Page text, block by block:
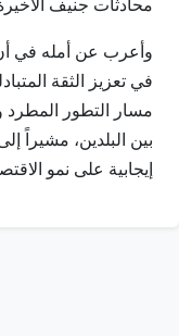
وأعرب عن أمله في
في تعزيز الثقة
مسار التطور المطرد
بين البلدين، مشيراً
إيجابية على نمو